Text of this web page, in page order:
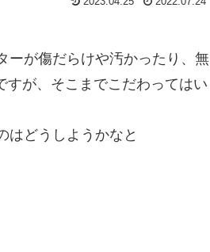
ーが傷だらけや汚かったり、無
すが、そこまでこだわってはい
はどうしようかなと